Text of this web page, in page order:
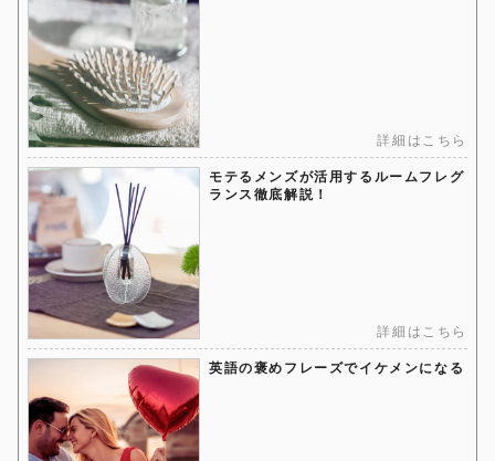
詳細はこちら
モテるメンズが活用するルームフレグ
ランス徹底解説！
詳細はこちら
英語の褒めフレーズでイケメンになる